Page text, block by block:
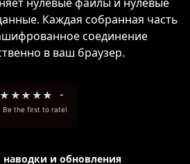
Каждая собранная часть
соединение
в ваш браузер.
★ ★★ ★★ -
Be the first to rate!
наводки и обновления